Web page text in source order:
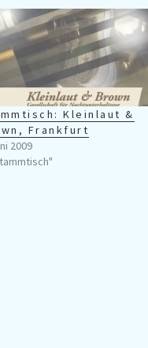
Kleinlaut &
Frankfurt
2009